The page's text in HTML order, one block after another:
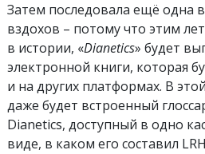
Затем последовала ещё одна
вздохов – потому что этим
в истории, «Dianetics» будет
электронной книги, которая
и на других платформах. В
даже будет встроенный
Dianetics, доступный в одно
виде, в каком его составил